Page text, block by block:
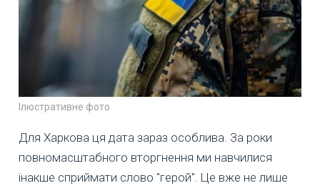
Ілюстративне фото
Для Харкова ця дата зараз особлива. За роки
повномасштабного вторгнення ми навчилися
інакше сприймати слово "герой". Це вже не лише